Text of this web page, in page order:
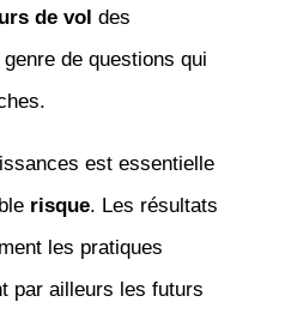
de vol des
de questions qui
est essentielle
risque. Les résultats
les pratiques
par ailleurs les futurs